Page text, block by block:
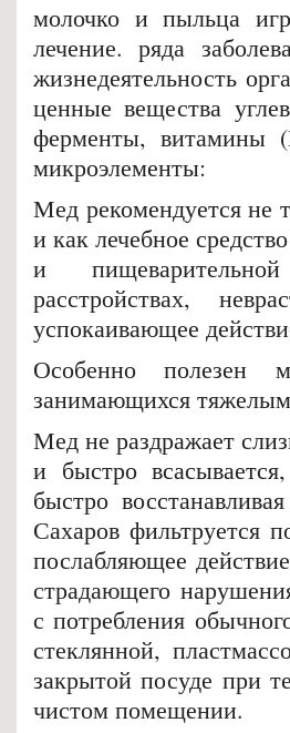
молочко и пыльца
лечение. ряда
жизнедеятельность
ценные вещества
ферменты, витамины
микроэлементы:
Мед рекомендуется не
и как лечебное
и
расстройствах,
успокаивающее
Особенно
занимающихся
Мед не раздражает
и быстро
быстро
Сахаров фильтруется
послабляющее
страдающего
с потребления
стеклянной,
закрытой посуде при
чистом помещении.